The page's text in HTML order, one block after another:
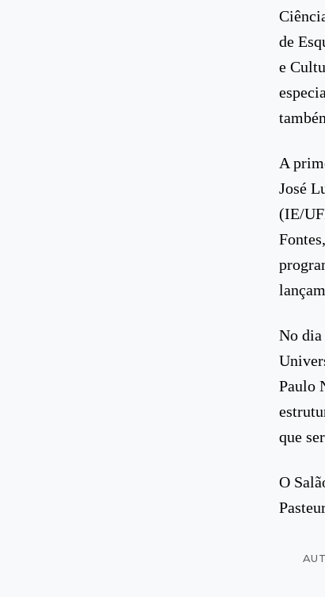
de
e
A
José
(IE/
No dia
Paulo
que
O